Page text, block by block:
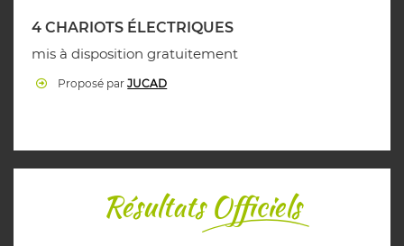
4 CHARIOTS ÉLECTRIQUES
mis à disposition gratuitement
Proposé parJUCAD
Résultats Officiels